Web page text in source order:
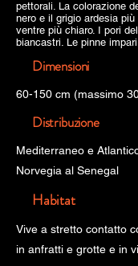
pettorali. La colorazione
nero e il grigio ardesia
ventre più chiaro. I pori
biancastri. Le pinne
Dimensioni
60-150 cm (massimo
Distribuzione
Mediterraneo e
Norvegia al Senegal
Habitat
Vive a stretto contatto
in anfratti e grotte e in